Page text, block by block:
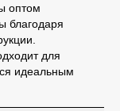
оптом
благодаря
для
идеальным